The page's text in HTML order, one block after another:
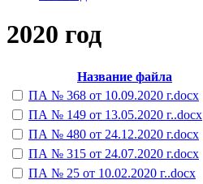
2020 год
Название файла
ПА № 368 от 10.09.2020 г.docx
ПА № 149 от 13.05.2020 г..docx
ПА № 480 от 24.12.2020 г.docx
ПА № 315 от 24.07.2020 г.docx
ПА № 25 от 10.02.2020 г..docx